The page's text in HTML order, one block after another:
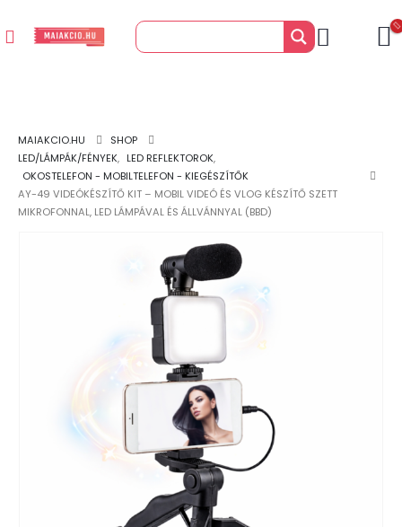
MAIAKCIO.HU
SHOP
LED/LÁMPÁK/FÉNYEK, LED REFLEKTOROK,
OKOSTELEFON - MOBILTELEFON - KIEGÉSZÍTŐK
AY-49 VIDEÓKÉSZÍTŐ KIT – MOBIL VIDEÓ ÉS VLOG KÉSZÍTŐ SZETT
MIKROFONNAL, LED LÁMPÁVAL ÉS ÁLLVÁNNYAL (BBD)